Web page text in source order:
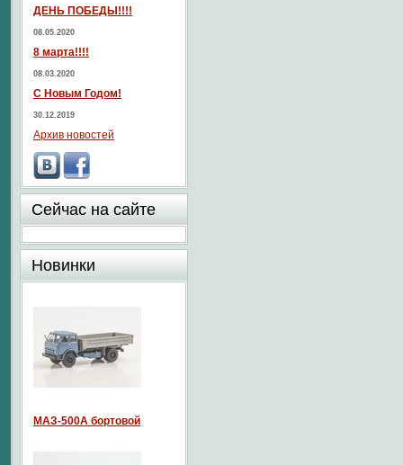
ДЕНЬ ПОБЕДЫ!!!!
08.05.2020
8 марта!!!!
08.03.2020
С Новым Годом!
30.12.2019
Архив новостей
Сейчас на сайте
Новинки
МАЗ-500А бортовой